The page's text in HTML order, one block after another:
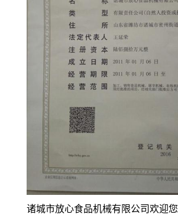
诸城市放心食品机械有限公司欢迎您